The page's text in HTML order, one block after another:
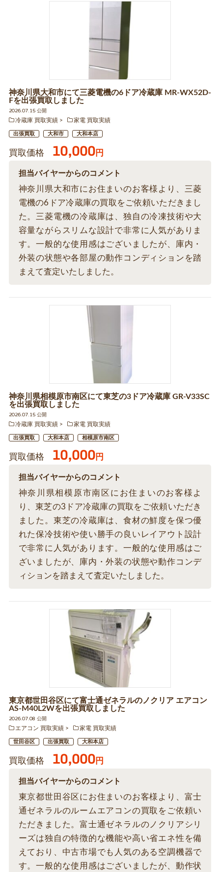
神奈川県大和市にて三菱電機の6ドア冷蔵庫 MR-WX52D-
Fを出張買取しました
2026.07.15 公開
冷蔵庫 買取実績
家電 買取実績
出張買取 大和市 大和本店
買取価格 10,000円
担当バイヤーからのコメント
神奈川県大和市にお住まいのお客様より、三菱
電機の6ドア冷蔵庫の買取をご依頼いただきまし
た。三菱電機の冷蔵庫は、独自の冷凍技術や大
容量ながらスリムな設計で非常に人気がありま
す。一般的な使用感はございましたが、庫内・
外装の状態や各部屋の動作コンディションを踏
まえて査定いたしました。
神奈川県相模原市南区にて東芝の3ドア冷蔵庫 GR-V33SC
を出張買取しました
2026.07.15 公開
冷蔵庫 買取実績
家電 買取実績
出張買取 大和本店 相模原市南区
買取価格 10,000円
担当バイヤーからのコメント
神奈川県相模原市南区にお住まいのお客様よ
り、東芝の3ドア冷蔵庫の買取をご依頼いただき
ました。東芝の冷蔵庫は、食材の鮮度を保つ優
れた保冷技術や使い勝手の良いレイアウト設計
で非常に人気があります。一般的な使用感はご
ざいましたが、庫内・外装の状態や動作コンデ
ィションを踏まえて査定いたしました。
東京都世田谷区にて富士通ゼネラルのノクリア エアコン
AS-M40L2Wを出張買取しました
2026.07.08 公開
エアコン 買取実績
家電 買取実績
世田谷区 出張買取 大和本店
買取価格 10,000円
担当バイヤーからのコメント
東京都世田谷区にお住まいのお客様より、富士
通ゼネラルのルームエアコンの買取をご依頼い
ただきました。富士通ゼネラルのノクリアシリ
ーズは独自の特徴的な機能や高い省エネ性を備
えており、中古市場でも人気のある空調機器で
す。一般的な使用感はございましたが、動作状